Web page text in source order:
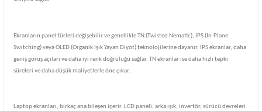
Ekranların panel türleri değişebilir ve genellikle TN (Twisted Nematic), IPS (In-Plane
Switching) veya OLED (Organik Işık Yayan Diyot) teknolojilerine dayanır. IPS ekranlar, daha
geniş görüş açıları ve daha iyi renk doğruluğu sağlar, TN ekranlar ise daha hızlı tepki
süreleri ve daha düşük maliyetlerle öne çıkar.
Laptop ekranları, birkaç ana bileşen içerir. LCD paneli, arka ışık, invertör, sürücü devreleri